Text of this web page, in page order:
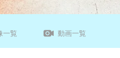
一覧 動画一覧